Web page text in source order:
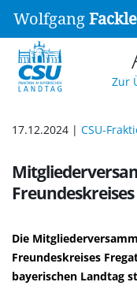
Wolfgang
Zur
17.12.2024 | CSU-
Die
Freundeskreises
bayerischen Landtag